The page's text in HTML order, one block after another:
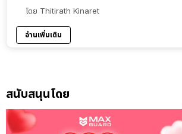
โดย Thitirath Kinaret
อ่านเพิ่มเติม
สนับสนุนโดย